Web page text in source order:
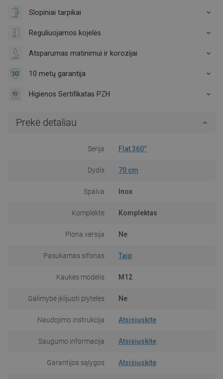
Slopiniai tarpikai
Reguliuojamos kojelės
Atsparumas matinimui ir korozijai
10 metų garantija
Higienos Sertifikatas PZH
Prekė detaliau
Serija Flat 360°
Dydis 70 cm
Spalva Inox
Komplekte Komplektas
Plona versija Ne
Pasukamas sifonas Taip
Kaukės modelis M12
Galimybė įklijuoti plyteles Ne
Naudojimo instrukcija Atsisiųskite
Saugumo informacija Atsisiųskite
Garantijos sąlygos Atsisiųskite